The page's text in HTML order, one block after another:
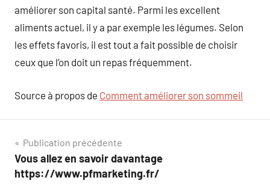
améliorer son capital santé. Parmi les excellent
aliments actuel, il y a par exemple les légumes. Selon
les effets favoris, il est tout a fait possible de choisir
ceux que l’on doit un repas fréquemment.
Source à propos de Comment améliorer son sommeil
Navigation
de
Publication précédente
Vous allez en savoir davantage
https://www.pfmarketing.fr/